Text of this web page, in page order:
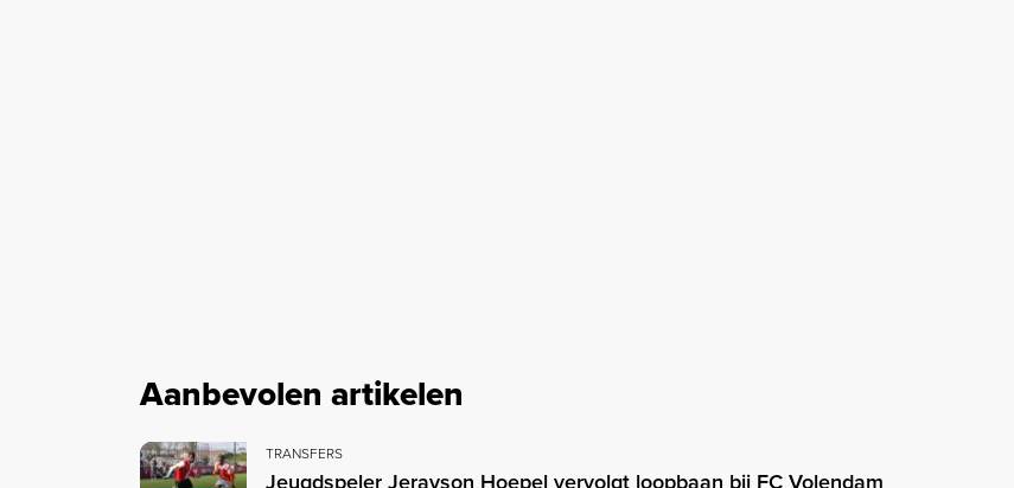
Aanbevolen artikelen
TRANSFERS
Jeugdspeler Jerayson Hoepel vervolgt loopbaan bij FC Volendam